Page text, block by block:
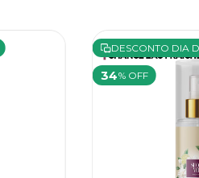
DESCONTO DIA
34% OFF